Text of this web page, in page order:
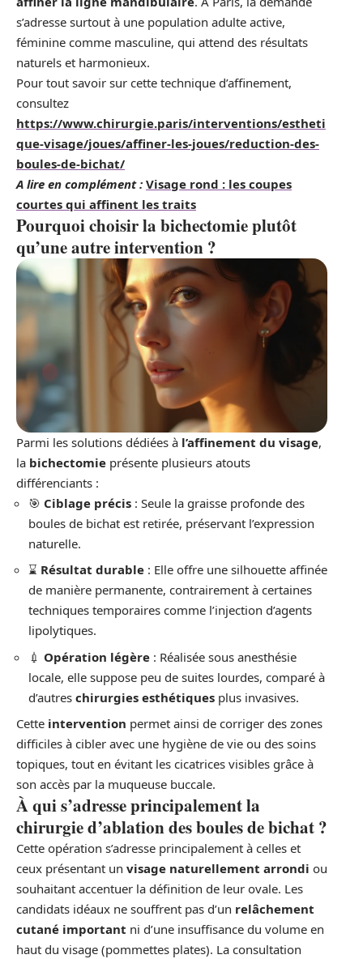
s’adresse surtout à une population adulte active,
féminine comme masculine, qui attend des résultats
naturels et harmonieux.
Pour tout savoir sur cette technique d’affinement,
consultez
https://www.chirurgie.paris/interventions/estheti
que-visage/joues/affiner-les-joues/reduction-des-
boules-de-bichat/
A lire en complément : Visage rond : les coupes
courtes qui affinent les traits
Pourquoi choisir la bichectomie plutôt
qu’une autre intervention ?
Parmi les solutions dédiées à l’affinement du visage,
la bichectomie présente plusieurs atouts
différenciants :
🎯 Ciblage précis : Seule la graisse profonde des
boules de bichat est retirée, préservant l’expression
naturelle.
⌛ Résultat durable : Elle offre une silhouette affinée
de manière permanente, contrairement à certaines
techniques temporaires comme l’injection d’agents
lipolytiques.
💉 Opération légère : Réalisée sous anesthésie
locale, elle suppose peu de suites lourdes, comparé à
d’autres chirurgies esthétiques plus invasives.
Cette intervention permet ainsi de corriger des zones
difficiles à cibler avec une hygiène de vie ou des soins
topiques, tout en évitant les cicatrices visibles grâce à
son accès par la muqueuse buccale.
À qui s’adresse principalement la
chirurgie d’ablation des boules de bichat ?
Cette opération s’adresse principalement à celles et
ceux présentant un visage naturellement arrondi ou
souhaitant accentuer la définition de leur ovale. Les
candidats idéaux ne souffrent pas d’un relâchement
cutané important ni d’une insuffisance du volume en
haut du visage (pommettes plates). La consultation